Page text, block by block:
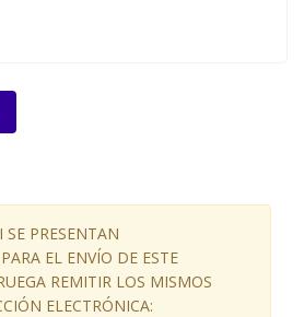
SE PRESENTAN
EL ENVÍO DE ESTE
REMITIR LOS MISMOS
ELECTRÓNICA: